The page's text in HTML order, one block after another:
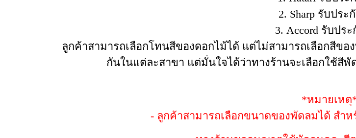
2. Sharp รับประ
3. Accord รับปร
ลูกค้าสามารถเลือกโทนสีของดอกไม้ได้ แต่ไม่สามารถเลือกสีข
กันในแต่ละสาขา แต่มั่นใจได้ว่าทางร้านจะเลือกใช้สี
*หมายเหตุ
- ลูกค้าสามารถเลือกขนาดของพัดลมได้ สำ